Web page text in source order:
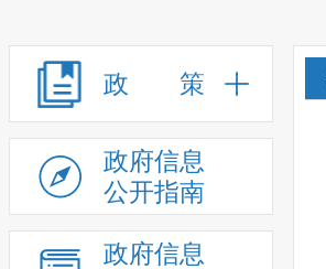
政 策
政府信息
公开指南
政府信息